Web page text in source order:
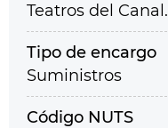
Teatros del Canal.
Tipo de encargo
Suministros
Código NUTS